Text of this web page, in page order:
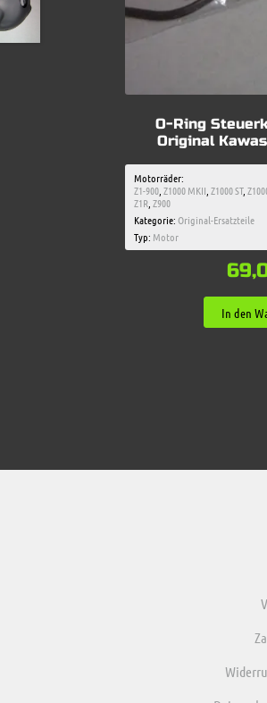
O-Ring
Original
Motorräder:
Z1-900 ,Z1000 MKII ,Z1000 ST,
Z1R ,Z900
Kategorie:Original-Ersatzteile
Typ: Motor
In den